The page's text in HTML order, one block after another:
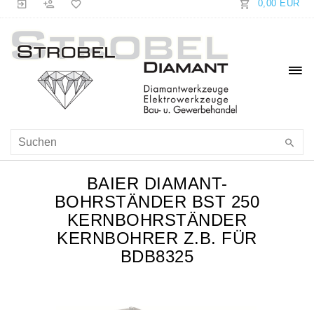
0,00 EUR
BAIER DIAMANT-
BOHRSTÄNDER BST 250
KERNBOHRSTÄNDER
KERNBOHRER Z.B. FÜR
BDB8325